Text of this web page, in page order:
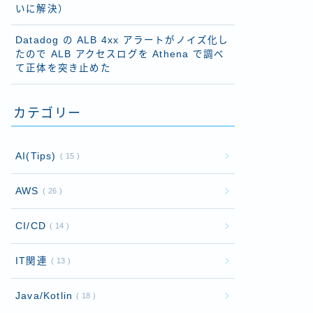
いに解決）
Datadog の ALB 4xx アラートがノイズ化し
たので ALB アクセスログを Athena で調べ
て正体を突き止めた
カテゴリー
AI(Tips) 15
AWS 26
CI/CD 14
IT関連 13
Java/Kotlin 18